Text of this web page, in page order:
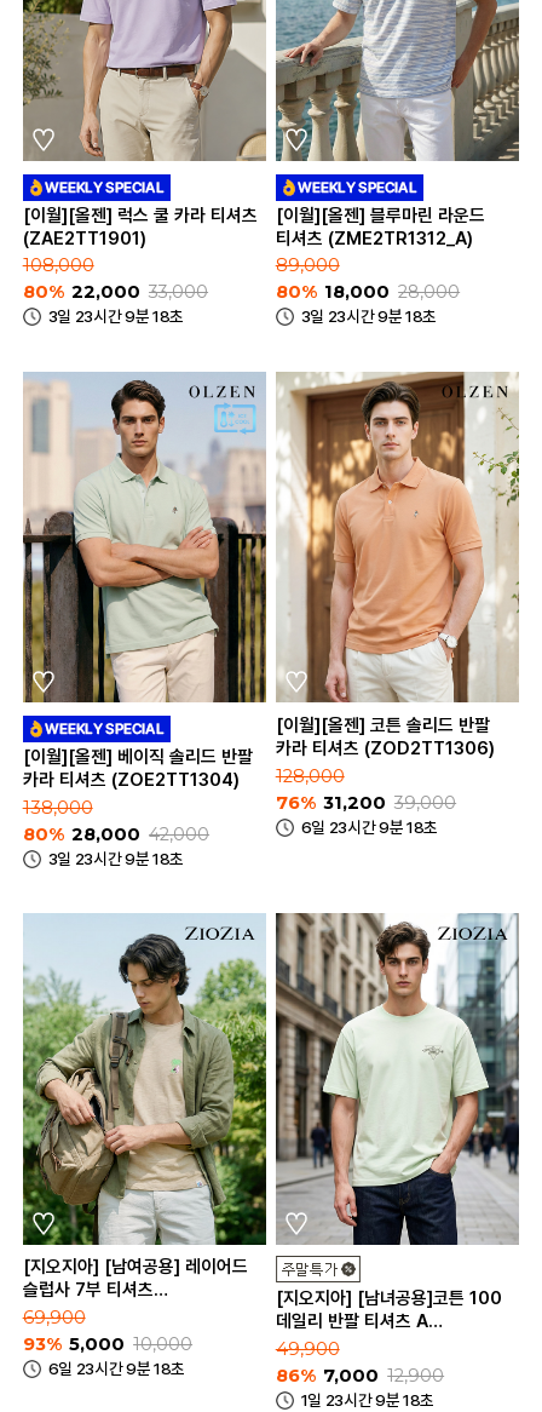
[이월][올젠] 럭스 쿨 카라 티셔츠
(ZAE2TT1901)
108,000
80% 22,000 33,000
3일 23시간 9분 18초
[이월][올젠] 블루마린 라운드
티셔츠 (ZME2TR1312_A)
89,000
80% 18,000 28,000
3일 23시간 9분 18초
[이월][올젠] 베이직 솔리드 반팔
카라 티셔츠 (ZOE2TT1304)
138,000
80% 28,000 42,000
3일 23시간 9분 18초
[이월][올젠] 코튼 솔리드 반팔
카라 티셔츠 (ZOD2TT1306)
128,000
76% 31,200 39,000
6일 23시간 9분 18초
[지오지아] [남여공용] 레이어드
슬럽사 7부 티셔츠
(ABB2TR1131)
69,900
93% 5,000 10,000
6일 23시간 9분 18초
[지오지아] [남녀공용]코튼 100
데일리 반팔 티셔츠 A
(ABC2TR3182_A)
49,900
86% 7,000 12,900
1일 23시간 9분 18초